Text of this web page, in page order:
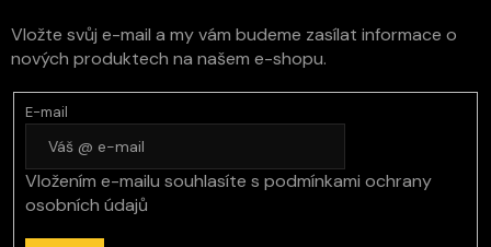
Vložte svůj e-mail a my vám budeme zasílat informace o
nových produktech na našem e-shopu.
E-mail
Vložením e-mailu souhlasíte s podmínkami ochrany
osobních údajů